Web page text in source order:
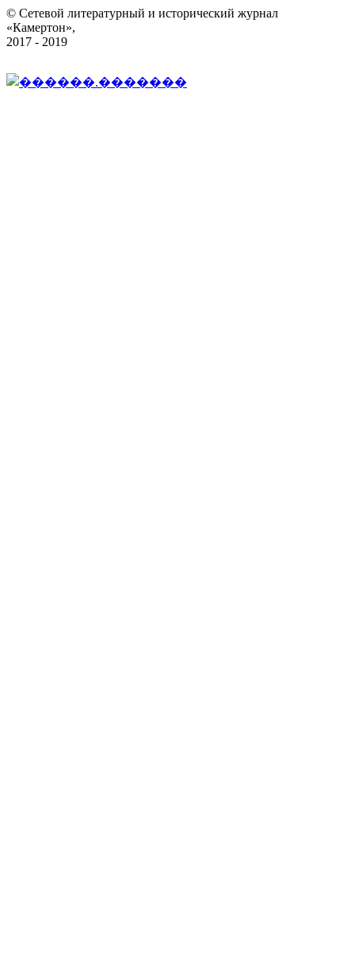
© Сетевой литературный и исторический журнал
«Камертон»,
2017 - 2019